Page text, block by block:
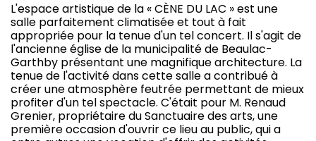
L'espace artistique de la « CÈNE DU LAC » est une
salle parfaitement climatisée et tout à fait
appropriée pour la tenue d'un tel concert. Il s'agit de
l'ancienne église de la municipalité de Beaulac-
Garthby présentant une magnifique architecture. La
tenue de l'activité dans cette salle a contribué à
créer une atmosphère feutrée permettant de mieux
profiter d'un tel spectacle. C'était pour M. Renaud
Grenier, propriétaire du Sanctuaire des arts, une
première occasion d'ouvrir ce lieu au public, qui a